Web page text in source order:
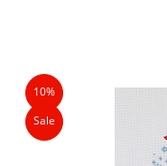
10%
Sale